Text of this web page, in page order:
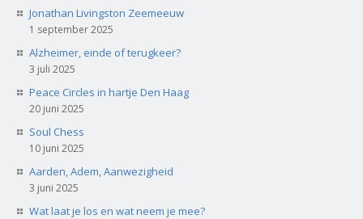
Jonathan Livingston Zeemeeuw
1 september 2025
Alzheimer, einde of terugkeer?
3 juli 2025
Peace Circles in hartje Den Haag
20 juni 2025
Soul Chess
10 juni 2025
Aarden, Adem, Aanwezigheid
3 juni 2025
Wat laat je los en wat neem je mee?